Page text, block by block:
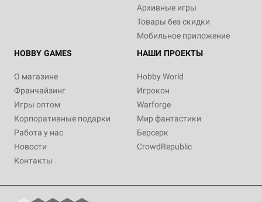
Архивные игры
Товары без скидки
Мобильное приложение
HOBBY GAMES
О магазине
Франчайзинг
Игры оптом
Корпоративные подарки
Работа у нас
Новости
Контакты
НАШИ ПРОЕКТЫ
Hobby World
Игрокон
Warforge
Мир фантастики
Берсерк
CrowdRepublic